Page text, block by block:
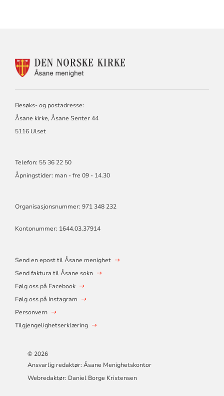
KONTAKTINFORMASJON
Besøks- og postadresse:
Åsane kirke, Åsane Senter 44
5116 Ulset
Telefon: 55 36 22 50
Åpningstider: man - fre 09 - 14.30
Organisasjonsnummer: 971 348 232
Kontonummer: 1644.03.37914
Send en epost til Åsane menighet
Send faktura til Åsane sokn
Følg oss på Facebook
Følg oss på Instagram
Personvern
Tilgjengelighetserklæring
© 2026
Ansvarlig redaktør: Åsane Menighetskontor
Webredaktør: Daniel Borge Kristensen